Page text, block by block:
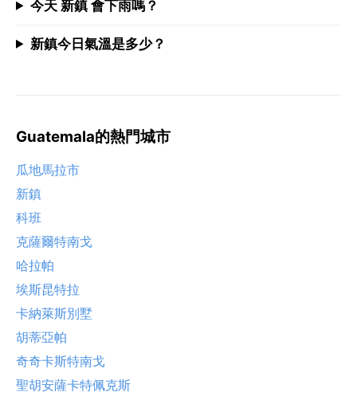
今天 新鎮 會下雨嗎？
新鎮今日氣溫是多少？
Guatemala的熱門城市
瓜地馬拉市
新鎮
科班
克薩爾特南戈
哈拉帕
埃斯昆特拉
卡納萊斯別墅
胡蒂亞帕
奇奇卡斯特南戈
聖胡安薩卡特佩克斯